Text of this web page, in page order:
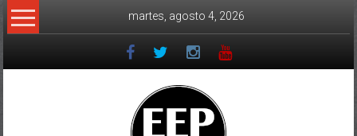
Saltar
al
martes, agosto 4, 2026